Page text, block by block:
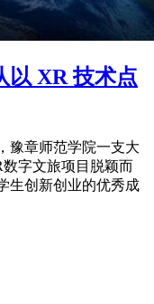
以 XR 技术点
豫章师范学院一支大
字文旅项目脱颖而
生创新创业的优秀成